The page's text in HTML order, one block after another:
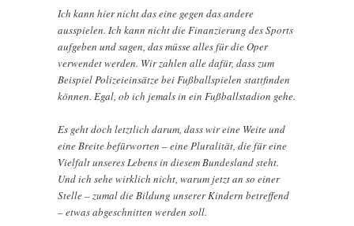
Ich kann hier nicht das eine gegen das andere
ausspielen. Ich kann nicht die Finanzierung des Sports
aufgeben und sagen, das müsse alles für die Oper
verwendet werden. Wir zahlen alle dafür, dass zum
Beispiel Polizeieinsätze bei Fußballspielen stattfinden
können. Egal, ob ich jemals in ein Fußballstadion gehe.
Es geht doch letztlich darum, dass wir eine Weite und
eine Breite befürworten – eine Pluralität, die für eine
Vielfalt unseres Lebens in diesem Bundesland steht.
Und ich sehe wirklich nicht, warum jetzt an so einer
Stelle – zumal die Bildung unserer Kindern betreffend
– etwas abgeschnitten werden soll.